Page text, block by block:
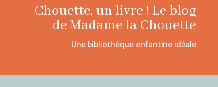
Chouette, un livre ! Le blog
de Madame la Chouette
Une bibliothèque enfantine idéale